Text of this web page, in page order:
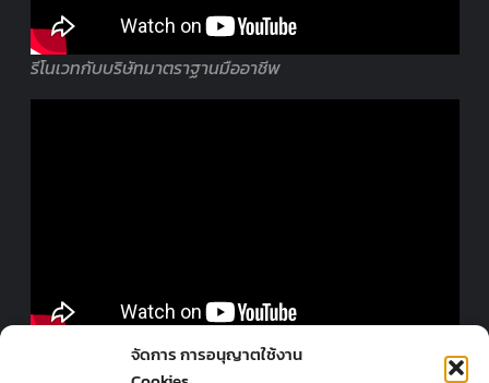
จัดการ การอนุญาตใช้งาน
รีโนเวทกับบริษัทมาตราฐานมืออาชีพ
ออกแบบร้านโดยมืออาชีพ